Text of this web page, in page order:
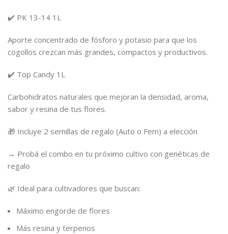
✔️ PK 13-14 1L
Aporte concentrado de fósforo y potasio para que los
cogollos crezcan más grandes, compactos y productivos.
✔️ Top Candy 1L
Carbohidratos naturales que mejoran la densidad, aroma,
sabor y resina de tus flores.
🎁 Incluye 2 semillas de regalo (Auto o Fem) a elección
→ Probá el combo en tu próximo cultivo con genéticas de
regalo
🌿 Ideal para cultivadores que buscan:
Máximo engorde de flores
Más resina y terpenos